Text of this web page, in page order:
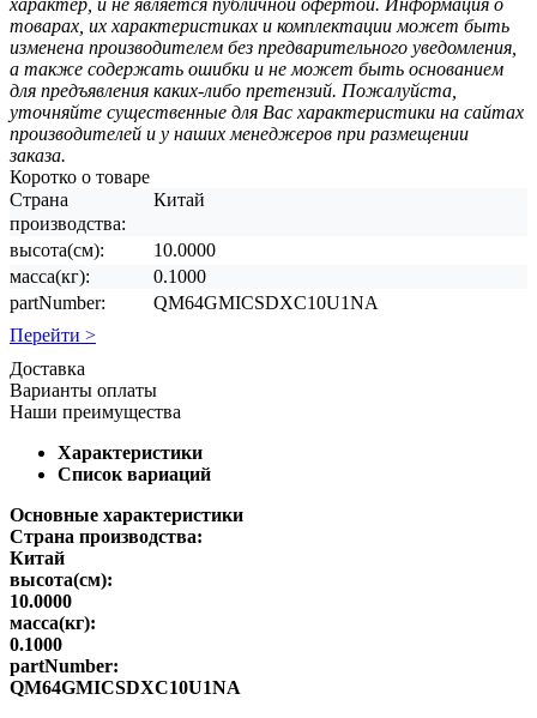
товарах, их характеристиках и комплектации может быть
изменена производителем без предварительного уведомления,
а также содержать ошибки и не может быть основанием
для предъявления каких-либо претензий. Пожалуйста,
уточняйте существенные для Вас характеристики на сайтах
производителей и у наших менеджеров при размещении
заказа.
Коротко о товаре
Страна
производства:
Китай
высота(см):
10.0000
масса(кг):
0.1000
partNumber:
QM64GMICSDXC10U1NA
Перейти >
Доставка
Варианты оплаты
Наши преимущества
Характеристики
Список вариаций
Основные характеристики
Страна производства:
Китай
высота(см):
10.0000
масса(кг):
0.1000
partNumber:
QM64GMICSDXC10U1NA